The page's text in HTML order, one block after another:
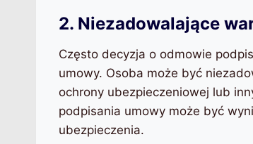
2. Niezadowalające
Często decyzja o odmowie
umowy. Osoba może być
ochrony ubezpieczeniowej lub
podpisania umowy może być
ubezpieczenia.